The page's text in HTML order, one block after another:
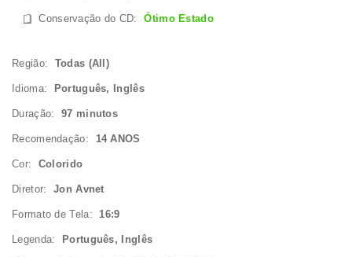
Conservação do CD:Ótimo Estado
Região: Todas (All)
Idioma: Português, Inglês
Duração: 97 minutos
Recomendação: 14 ANOS
Cor: Colorido
Diretor: Jon Avnet
Formato de Tela: 16:9
Legenda: Português, Inglês